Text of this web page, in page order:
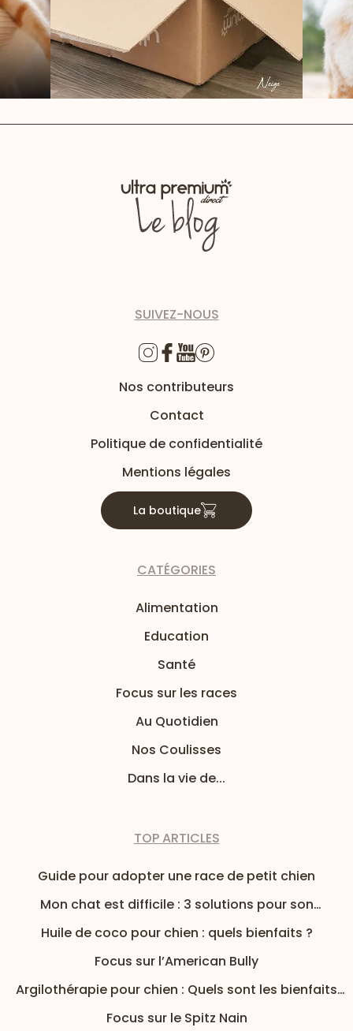
SUIVEZ-NOUS
Nos contributeurs
Contact
Politique de confidentialité
Mentions légales
La boutique
CATÉGORIES
Alimentation
Education
Santé
Focus sur les races
Au Quotidien
Nos Coulisses
Dans la vie de...
TOP ARTICLES
Guide pour adopter une race de petit chien
Mon chat est difficile : 3 solutions pour son
alimentation
Huile de coco pour chien : quels bienfaits ?
Focus sur l’American Bully
Argilothérapie pour chien : Quels sont les bienfaits
de l’argile pour mon chien ?
Focus sur le Spitz Nain